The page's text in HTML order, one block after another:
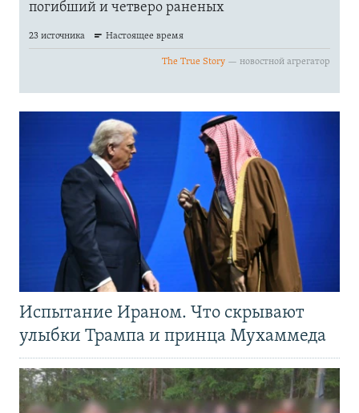
Испытание Ираном. Что скрывают
улыбки Трампа и принца Мухаммеда